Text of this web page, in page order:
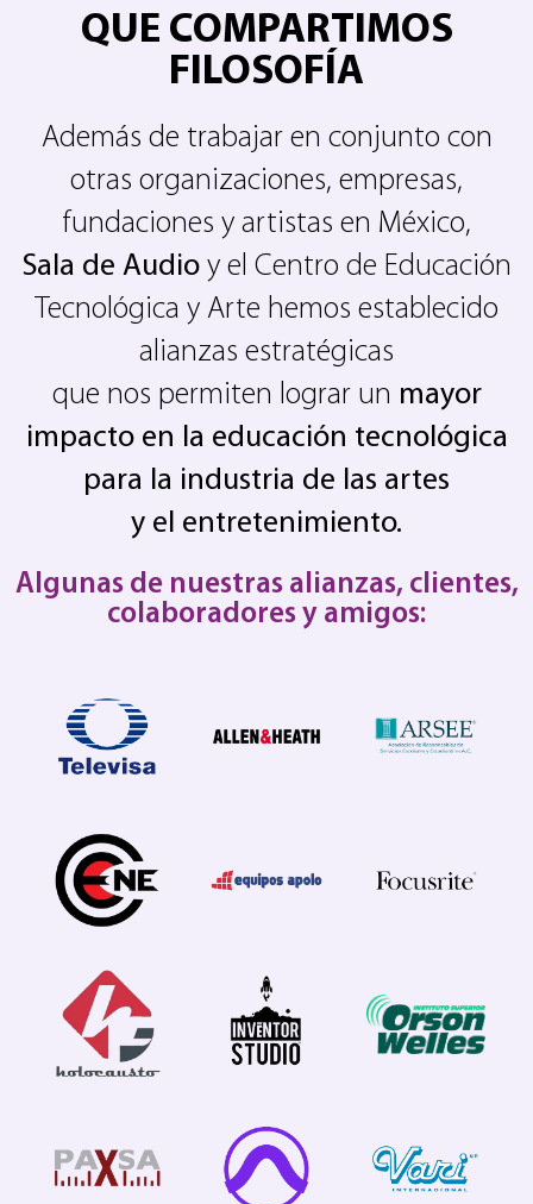
QUE COMPARTIMOS
FILOSOFÍA
Además de trabajar en conjunto con
otras organizaciones, empresas,
fundaciones y artistas en México,
Sala de Audio y el Centro de Educación
Tecnológica y Arte hemos establecido
alianzas estratégicas
que nos permiten lograr un mayor
impacto en la educación tecnológica
para la industria de las artes
y el entretenimiento.
Algunas de nuestras alianzas, clientes,
colaboradores y amigos: